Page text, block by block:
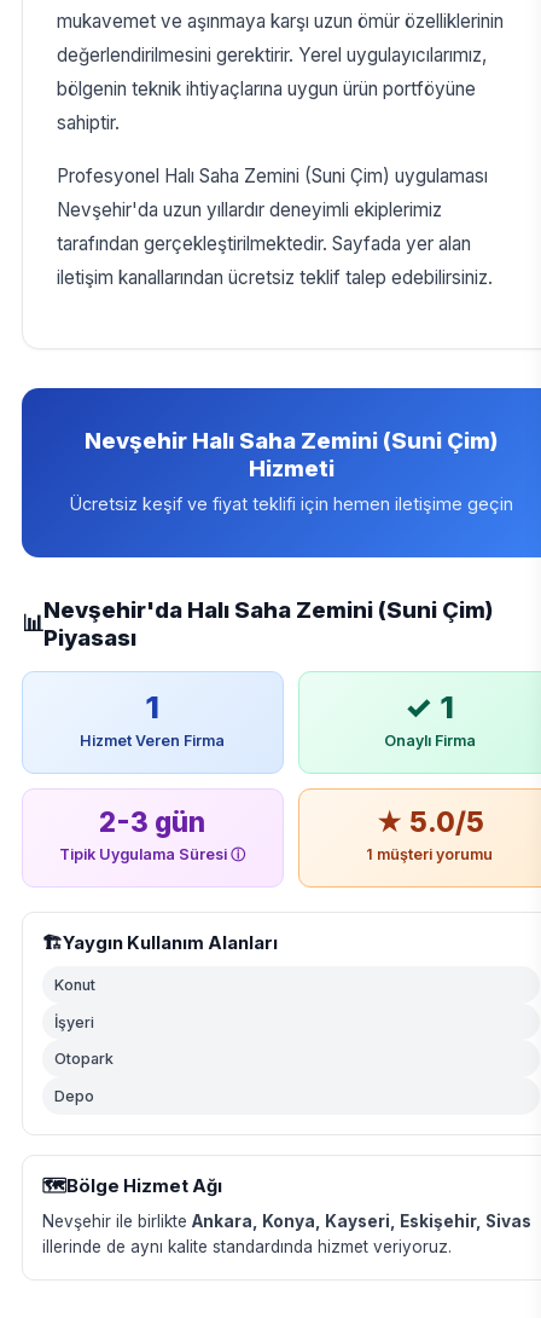
mukavemet ve aşınmaya karşı uzun ömür özelliklerinin
değerlendirilmesini gerektirir. Yerel uygulayıcılarımız,
bölgenin teknik ihtiyaçlarına uygun ürün portföyüne
sahiptir.
Profesyonel Halı Saha Zemini (Suni Çim) uygulaması
Nevşehir'da uzun yıllardır deneyimli ekiplerimiz
tarafından gerçekleştirilmektedir. Sayfada yer alan
iletişim kanallarından ücretsiz teklif talep edebilirsiniz.
Nevşehir Halı Saha Zemini (Suni Çim)
Hizmeti
Ücretsiz keşif ve fiyat teklifi için hemen iletişime geçin
📊
Nevşehir'da Halı Saha Zemini (Suni Çim)
Piyasası
1
Hizmet Veren Firma
✓ 1
Onaylı Firma
2-3 gün
Tipik Uygulama Süresiⓘ
★ 5.0/5
1 müşteri yorumu
🏗️Yaygın Kullanım Alanları
Konut
İşyeri
Otopark
Depo
🗺️Bölge Hizmet Ağı
Nevşehir ile birlikte Ankara, Konya, Kayseri, Eskişehir, Sivas
illerinde de aynı kalite standardında hizmet veriyoruz.